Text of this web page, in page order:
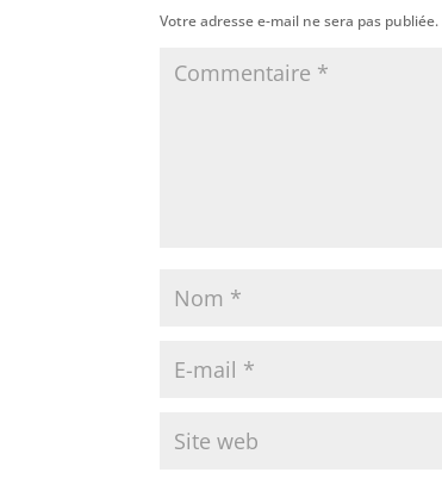
Votre adresse e-mail ne sera pas publiée.